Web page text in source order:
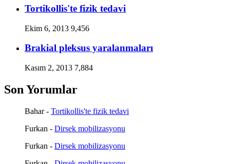
Tortikollis'te fizik tedavi
Ekim 6, 2013 9,456
Brakial pleksus yaralanmaları
Kasım 2, 2013 7,884
Son Yorumlar
Bahar- Tortikollis'te fizik tedavi
Furkan - Dirsek mobilizasyonu
Furkan - Dirsek mobilizasyonu